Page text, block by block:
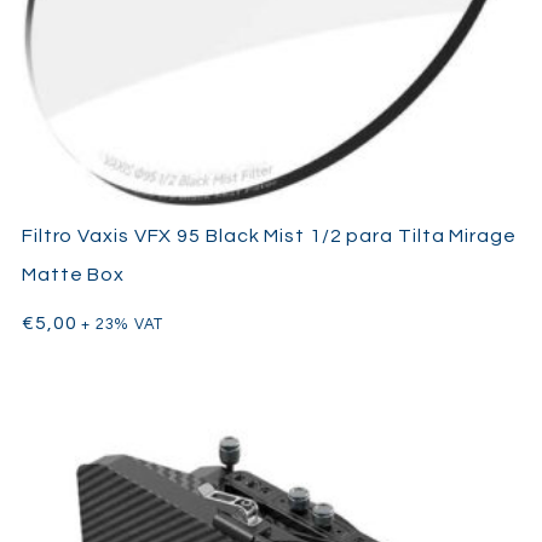
Filtro Vaxis VFX 95 Black Mist 1/2 para Tilta Mirage
Matte Box
€5,00 + 23% VAT